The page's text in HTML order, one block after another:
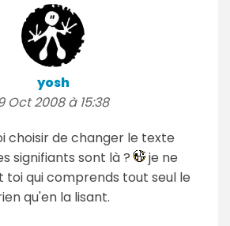
yosh
Oct 2008 à 15:38
choisir de changer le texte
signifiants sont là ?
je ne
toi qui comprends tout seul le
qu'en la lisant.